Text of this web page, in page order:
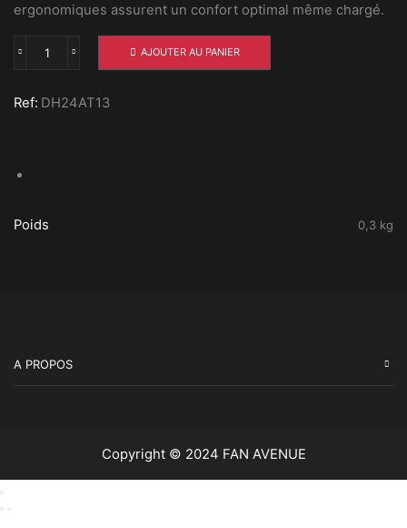
ergonomiques assurent un confort optimal même chargé.
quantité
Shopping
AJOUTER AU PANIER
Ref: DH24AT13
Poids 0,3 kg
A PROPOS
Copyright © 2024 FAN AVENUE